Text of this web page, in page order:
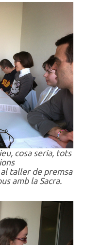
cosa seria, tots
taller de premsa
amb la Sacra.